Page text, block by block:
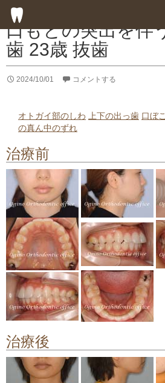
口もとの突出を伴
歯 23歳 抜歯
2024/10/01 コメントする
オトガイ部のしわ 上下の出っ歯 口ぼ
の真ん中のずれ
治療前
治療後
HOME
子供の歯列矯正
成人の歯列矯正
専門的な徹底した歯みがき指導
専門的な虫歯予防の指導
歯周病のための歯列矯正
部分的歯列矯正
顎関節症の治療
料金について
矯正治療のリスクや副作用について